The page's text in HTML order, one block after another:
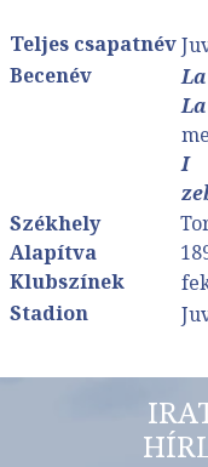
Teljes csapatnév
Becenév
I
Székhely
Alapítva
Klubszínek
Stadion